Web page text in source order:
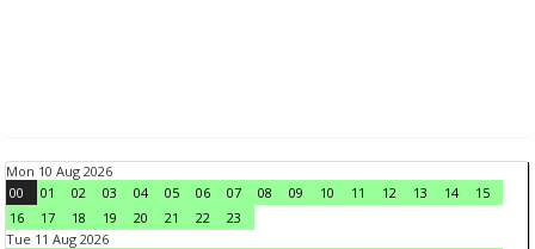
Mon 10 Aug 2026
00
01 02 03 04 05 06 07 08 09 10 11 12 13 14
15
16
17 18 19 20 21 22
23
Tue 11 Aug 2026